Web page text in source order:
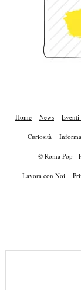
Home News Eventi
Curiosità
© Roma Pop -
Lavora con Noi